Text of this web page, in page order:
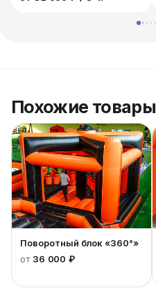
Похожие товары
Поворотный блок «360°»
от 36 000 ₽